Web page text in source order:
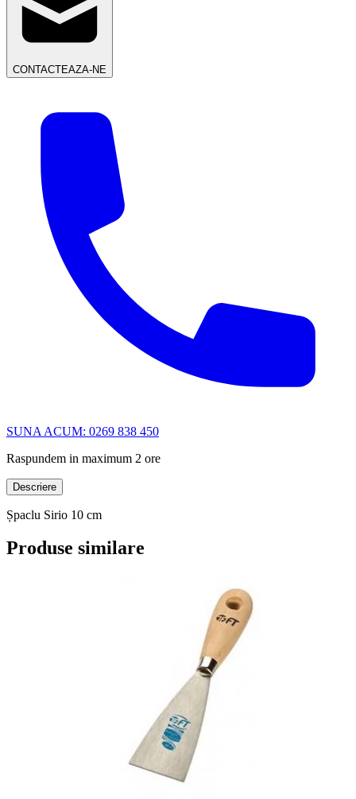
CONTACTEAZA-NE
SUNA ACUM: 0269 838 450
Raspundem in maximum 2 ore
Descriere
Șpaclu Sirio 10 cm
Produse similare